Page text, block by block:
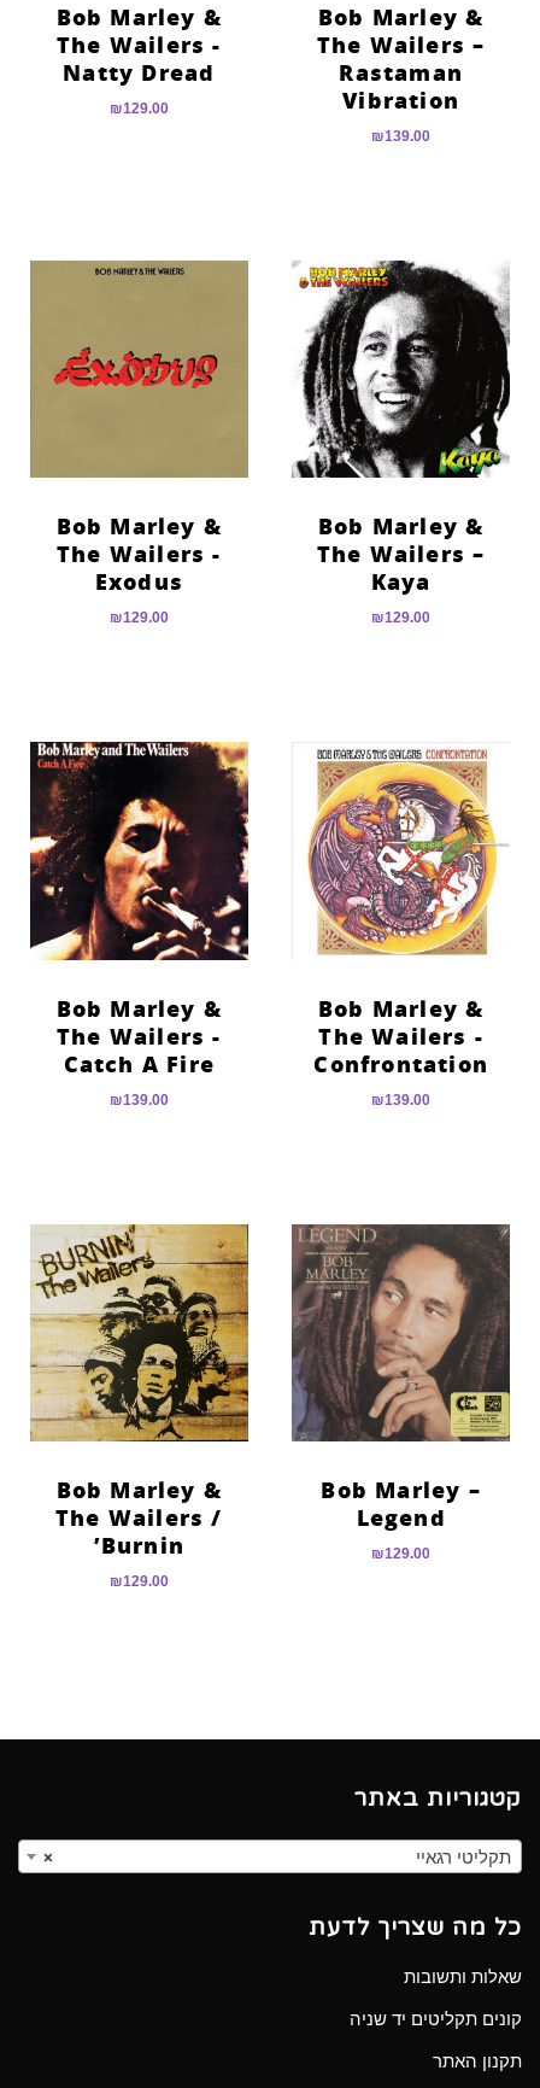
Bob Marley &
The Wailers –
Rastaman
Vibration
₪139.00
Bob Marley &
The Wailers ‎-
Natty Dread
₪129.00
Bob Marley &
The Wailers –
Kaya
₪129.00
Bob Marley &
The Wailers ‎-
Exodus
₪129.00
Bob Marley &
The Wailers ‎-
Confrontation
₪139.00
Bob Marley &
The Wailers ‎-
Catch A Fire
₪139.00
Bob Marley –
Legend
₪129.00
Bob Marley &
The Wailers ‎/
Burnin’
₪129.00
קטגוריות באתר
× תקליטי רגאיי
כל מה שצריך לדעת
שאלות ותשובות
קונים תקליטים יד שניה
תקנון האתר